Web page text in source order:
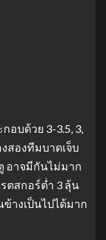
อบด้วย 3-3.5, 3,
งสองทีมบาดเจ็บ
อาจมีกันไม่มาก
ตสกอร์ต่ำ 3 ลุ้น
างเป็นไปได้มาก